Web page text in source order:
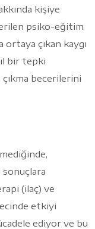
kişiye
psiko-eğitim
ortaya çıkan kaygı
bir tepki
becerilerini
(ilaç) ve
etkiyi
ediyor ve bu